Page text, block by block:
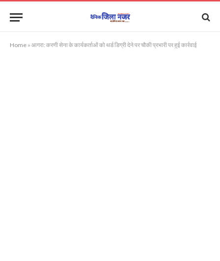
Home » आगरा: करणी सेना के कार्यकर्ताओं को थर्ड डिग्री देने पर चौकी प्रभारी पर हुई कार्रवाई